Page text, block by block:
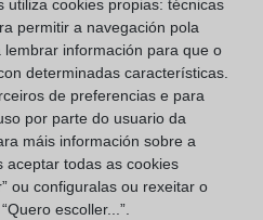
aportar al Registro para
herencia?
utiliza cookies propias: técnicas
permitir a navegación pola
información para que o
determinadas características.
de preferencias e para
por parte do usuario da
máis información sobre a
aceptar todas as cookies
ou configuralas ou rexeitar o
escoller...”.